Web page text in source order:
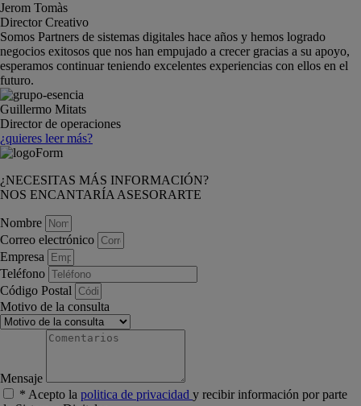
Jerom Tomàs
Director Creativo
Somos Partners de sistemas digitales hace años y hemos logrado
negocios exitosos que nos han empujado a crecer gracias a su apoyo,
esperamos continuar teniendo excelentes experiencias con ellos en el
futuro.
Guillermo Mitats
Director de operaciones
¿quieres leer más?
¿NECESITAS MÁS INFORMACIÓN?
NOS ENCANTARÍA ASESORARTE
Nombre
Correo electrónico
Empresa
Teléfono
Código Postal
Motivo de la consulta
Mensaje
* Acepto la politica de privacidad y recibir información por parte